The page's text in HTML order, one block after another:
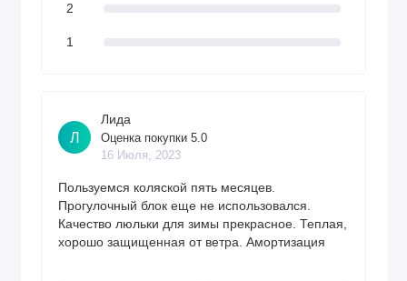
2
1
Л
Лида
Оценка покупки 5.0
16 Июля, 2023
Пользуемся коляской пять месяцев.
Прогулочный блок еще не использовался.
Качество люльки для зимы прекрасное. Теплая,
хорошо защищенная от ветра. Амортизация